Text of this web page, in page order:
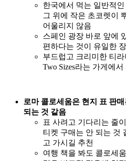
한국에서 먹는 일반적
그 위에 작은 초코렛이
어울리지 않음
스페인 광장 바로 앞에
편하다는 것이 유일한
부드럽고 크리미한 티
Two Sizes라는 가게에
로마 콜로세움은 현지 표 판
되는 것 같음
표 사려고 기다리는 줄
티켓 구매는 안 되는 것
고 가시길 추천
여행 책을 봐도 콜로세